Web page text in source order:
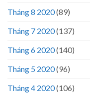
Tháng 8 2020(89)
Tháng 7 2020(137)
Tháng 6 2020(140)
Tháng 5 2020(96)
Tháng 4 2020(106)